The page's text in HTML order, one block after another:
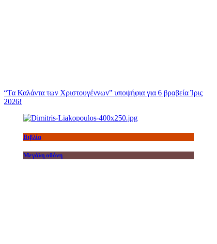
“Τα Καλάντα των Χριστουγέννων” υποψήφια για 6 βραβεία Ίρις
2026!
Βιβλία
Μεγάλη οθόνη